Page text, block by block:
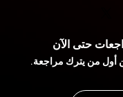
حتى الآن
أول من يترك مراجعة.